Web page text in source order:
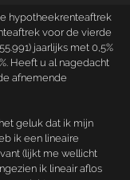
hypotheekrenteaftrek
voor de vierde
jaarlijks met 0,5%
Heeft u al nagedacht
afnemende
geluk dat ik mijn
ik een lineaire
(lijkt me wellicht
ik lineair aflos